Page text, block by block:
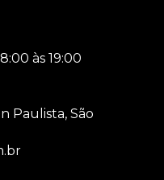
às 19:00
Paulista, São